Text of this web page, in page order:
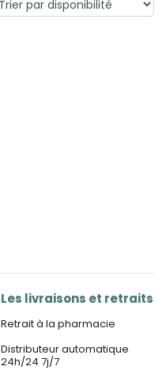
Les livraisons et retraits
Retrait à la pharmacie
Distributeur automatique
24h/24 7j/7